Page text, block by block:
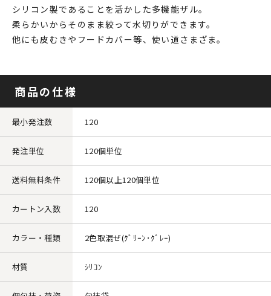
シリコン製であることを活かした多機能ザル。
柔らかいからそのまま絞って水切りができます。
他にも皮むきやフードカバー等、使い道さまざま。
商品の仕様
最小発注数 120
発注単位 120個単位
送料無料条件 120個以上120個単位
カートン入数 120
カラー・種類 2色取混ぜ(ｸﾞﾘｰﾝ･ｸﾞﾚｰ)
材質 ｼﾘｺﾝ